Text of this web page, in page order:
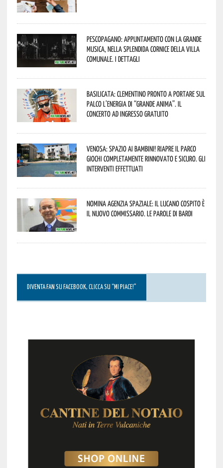
Pescopagano: appuntamento con la grande
musica, nella splendida cornice della Villa
Comunale. I dettagli
Basilicata: Clementino pronto a portare sul
palco l’energia di “Grande Anima”. Il
concerto ad ingresso gratuito
Venosa: spazio ai bambini! Riapre il Parco
Giochi completamente rinnovato e sicuro. Gli
interventi effettuati
Nomina Agenzia Spaziale: il lucano Cospito è
il nuovo commissario. Le parole di Bardi
DIVENTA FAN SU FACEBOOK, CLICCA SU “MI PIACE!”